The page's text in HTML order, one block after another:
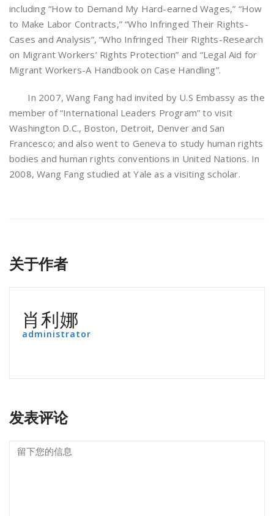
including “How to Demand My Hard-earned Wages,” “How
to Make Labor Contracts,” “Who Infringed Their Rights-
Cases and Analysis”, “Who Infringed Their Rights-Research
on Migrant Workers’ Rights Protection” and “Legal Aid for
Migrant Workers-A Handbook on Case Handling”.
In 2007, Wang Fang had invited by U.S Embassy as the
member of “International Leaders Program” to visit
Washington D.C., Boston, Detroit, Denver and San
Francesco; and also went to Geneva to study human rights
bodies and human rights conventions in United Nations. In
2008, Wang Fang studied at Yale as a visiting scholar.
关于作者
肖利娜
administrator
发表评论